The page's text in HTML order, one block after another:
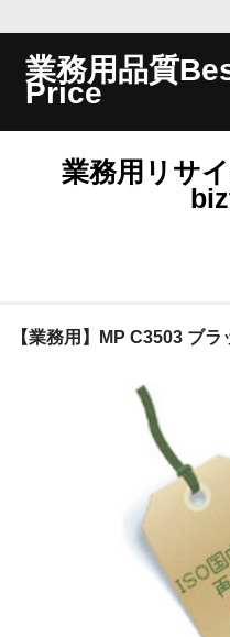
業務用品質
Price
業務用リサ
ホーム
特定商取引法に基づく表示
【業務用】MP C3503 ブラ